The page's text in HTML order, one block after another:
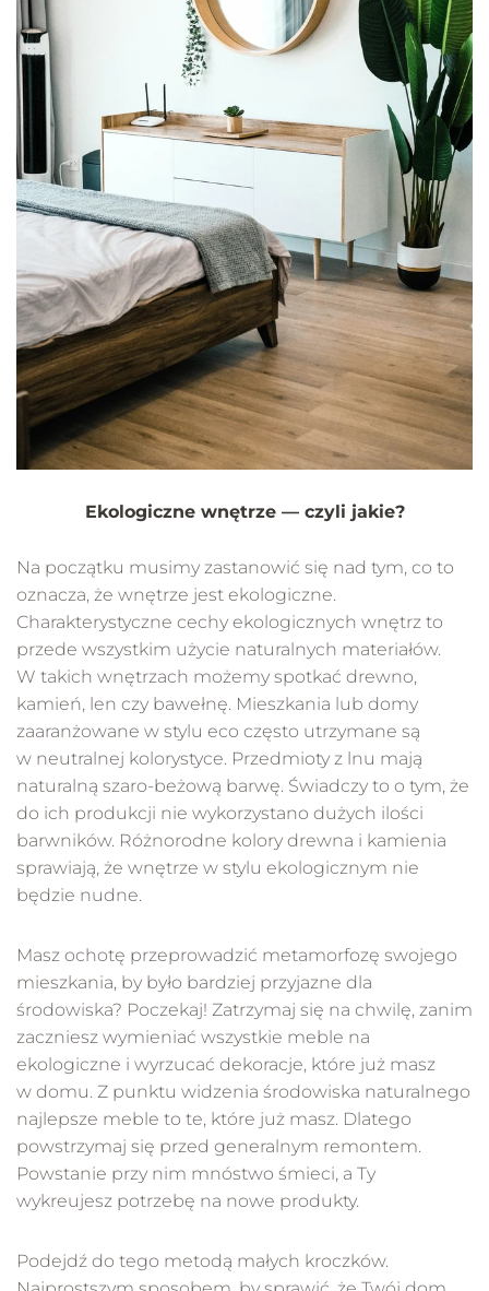
Ekologiczne wnętrze — czyli jakie?
Na początku musimy zastanowić się nad tym, co to
oznacza, że wnętrze jest ekologiczne.
Charakterystyczne cechy ekologicznych wnętrz to
przede wszystkim użycie naturalnych materiałów.
W takich wnętrzach możemy spotkać drewno,
kamień, len czy bawełnę. Mieszkania lub domy
zaaranżowane w stylu eco często utrzymane są
w neutralnej kolorystyce. Przedmioty z lnu mają
naturalną szaro-beżową barwę. Świadczy to o tym, że
do ich produkcji nie wykorzystano dużych ilości
barwników. Różnorodne kolory drewna i kamienia
sprawiają, że wnętrze w stylu ekologicznym nie
będzie nudne.
Masz ochotę przeprowadzić metamorfozę swojego
mieszkania, by było bardziej przyjazne dla
środowiska? Poczekaj! Zatrzymaj się na chwilę, zanim
zaczniesz wymieniać wszystkie meble na
ekologiczne i wyrzucać dekoracje, które już masz
w domu. Z punktu widzenia środowiska naturalnego
najlepsze meble to te, które już masz. Dlatego
powstrzymaj się przed generalnym remontem.
Powstanie przy nim mnóstwo śmieci, a Ty
wykreujesz potrzebę na nowe produkty.
Podejdź do tego metodą małych kroczków.